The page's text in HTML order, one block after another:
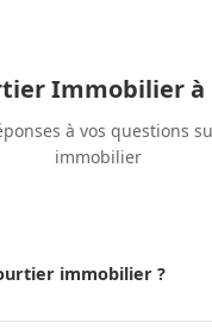
Immobilier
à vos questions
immobilier
immobilier ?